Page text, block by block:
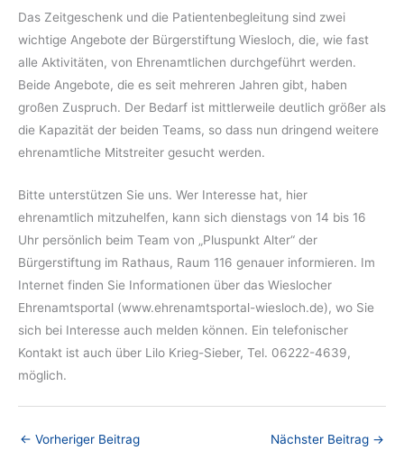
Das Zeitgeschenk und die Patientenbegleitung sind zwei
wichtige Angebote der Bürgerstiftung Wiesloch, die, wie fast
alle Aktivitäten, von Ehrenamtlichen durchgeführt werden.
Beide Angebote, die es seit mehreren Jahren gibt, haben
großen Zuspruch. Der Bedarf ist mittlerweile deutlich größer als
die Kapazität der beiden Teams, so dass nun dringend weitere
ehrenamtliche Mitstreiter gesucht werden.
Bitte unterstützen Sie uns. Wer Interesse hat, hier
ehrenamtlich mitzuhelfen, kann sich dienstags von 14 bis 16
Uhr persönlich beim Team von „Pluspunkt Alter“ der
Bürgerstiftung im Rathaus, Raum 116 genauer informieren. Im
Internet finden Sie Informationen über das Wieslocher
Ehrenamtsportal (www.ehrenamtsportal-wiesloch.de), wo Sie
sich bei Interesse auch melden können. Ein telefonischer
Kontakt ist auch über Lilo Krieg-Sieber, Tel. 06222-4639,
möglich.
← Vorheriger Beitrag Nächster Beitrag →